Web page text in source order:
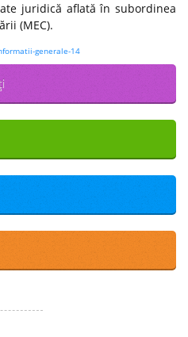
juridică aflată în subordinea
(MEC).
generale-14